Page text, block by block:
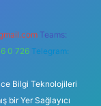
Teams:
0 726 Telegram:
Bilgi Teknolojileri
bir Yer Sağlayıcı